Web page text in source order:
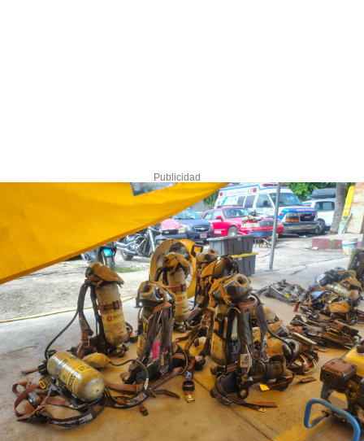
Publicidad